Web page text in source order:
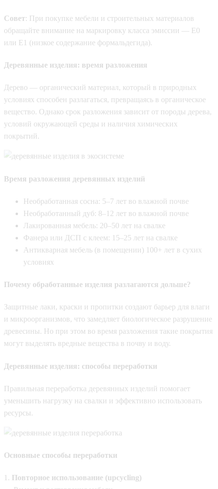
Совет: При покупке мебели и строительных материалов
обращайте внимание на маркировку класса эмиссии — E0
или E1 (низкое содержание формальдегида).
Деревянные изделия: время разложения
Дерево — органический материал, который в природных
условиях способен разлагаться, превращаясь в органическое
вещество. Однако срок разложения зависит от породы дерева,
условий окружающей среды и наличия химических
покрытий.
Время разложения деревянных изделий
Необработанная сосна: 5–7 лет во влажной почве
Необработанный дуб: 8–12 лет во влажной почве
Лакированная мебель: 20–50 лет на свалке
Фанера или ДСП с клеем: 15–25 лет на свалке
Антикварная мебель (в помещении) 100+ лет в сухих
условиях
Почему обработанные изделия разлагаются дольше?
Защитные лаки, краски и пропитки создают барьер для влаги
и микроорганизмов, что замедляет биологическое разрушение
древесины. Но при этом во время разложения такие покрытия
могут выделять вредные вещества в почву и воду.
Деревянные изделия: способы переработки
Правильная переработка деревянных изделий помогает
уменьшить нагрузку на свалки и эффективно использовать
ресурсы.
Основные способы переработки
1. Повторное использование (upcycling)